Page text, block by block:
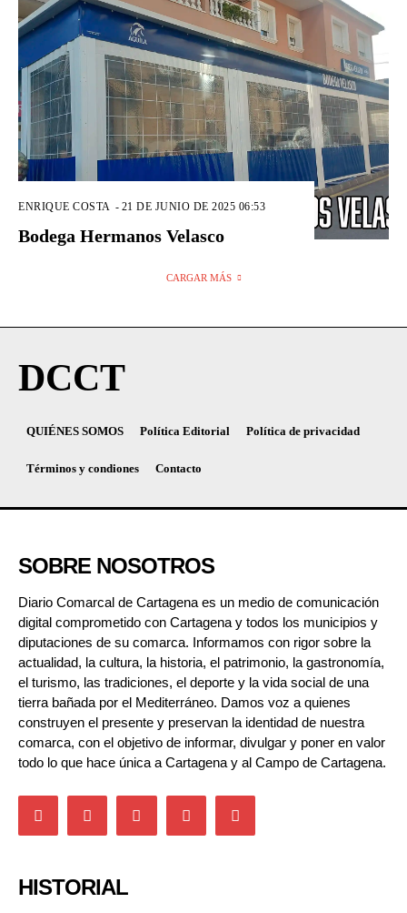
ENRIQUE COSTA - 21 DE JUNIO DE 2025 06:53
Bodega Hermanos Velasco
CARGAR MÁS
DCCT
QUIÉNES SOMOS Política Editorial Política de privacidad
Términos y condiones Contacto
SOBRE NOSOTROS
Diario Comarcal de Cartagena es un medio de comunicación
digital comprometido con Cartagena y todos los municipios y
diputaciones de su comarca. Informamos con rigor sobre la
actualidad, la cultura, la historia, el patrimonio, la gastronomía,
el turismo, las tradiciones, el deporte y la vida social de una
tierra bañada por el Mediterráneo. Damos voz a quienes
construyen el presente y preservan la identidad de nuestra
comarca, con el objetivo de informar, divulgar y poner en valor
todo lo que hace única a Cartagena y al Campo de Cartagena.
HISTORIAL